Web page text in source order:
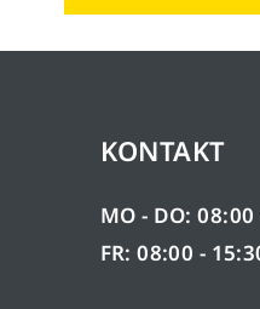
KONTAKT
MO - DO:
FR: 08:00 -